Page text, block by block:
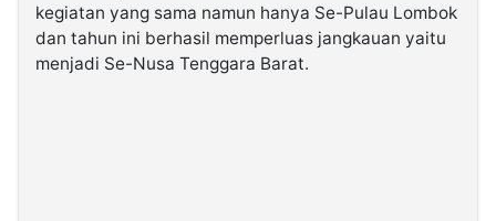
kegiatan yang sama namun hanya Se-Pulau Lombok
dan tahun ini berhasil memperluas jangkauan yaitu
menjadi Se-Nusa Tenggara Barat.